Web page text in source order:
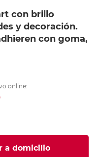
con brillo
y decoración.
con goma,
online:
a domicilio